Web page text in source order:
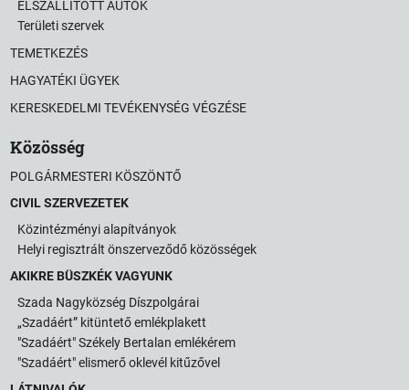
ELSZÁLLÍTOTT AUTÓK
Területi szervek
TEMETKEZÉS
HAGYATÉKI ÜGYEK
KERESKEDELMI TEVÉKENYSÉG VÉGZÉSE
Közösség
POLGÁRMESTERI KÖSZÖNTŐ
CIVIL SZERVEZETEK
Közintézményi alapítványok
Helyi regisztrált önszerveződő közösségek
AKIKRE BÜSZKÉK VAGYUNK
Szada Nagyközség Díszpolgárai
„Szadáért” kitüntető emlékplakett
"Szadáért" Székely Bertalan emlékérem
"Szadáért" elismerő oklevél kitűzővel